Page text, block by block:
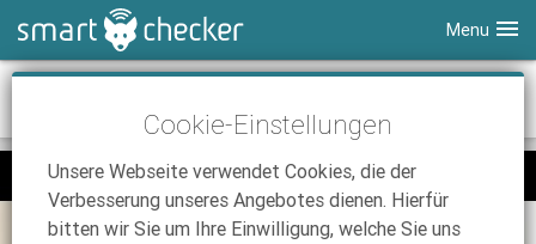
Menu
Smartphone Vergleich
Anbieter
Tarifvergleich
Tablet Vergleich
Tarifvergleich
SmartChecker TV
Cookie-Einstellungen
Unsere Webseite verwendet Cookies, die der
Verbesserung unseres Angebotes dienen. Hierfür
bitten wir Sie um Ihre Einwilligung, welche Sie uns